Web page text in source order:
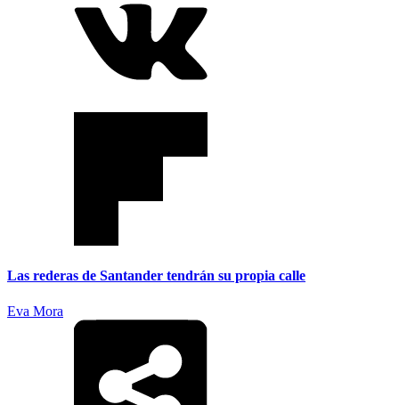
Las rederas de Santander tendrán su propia calle
Eva Mora